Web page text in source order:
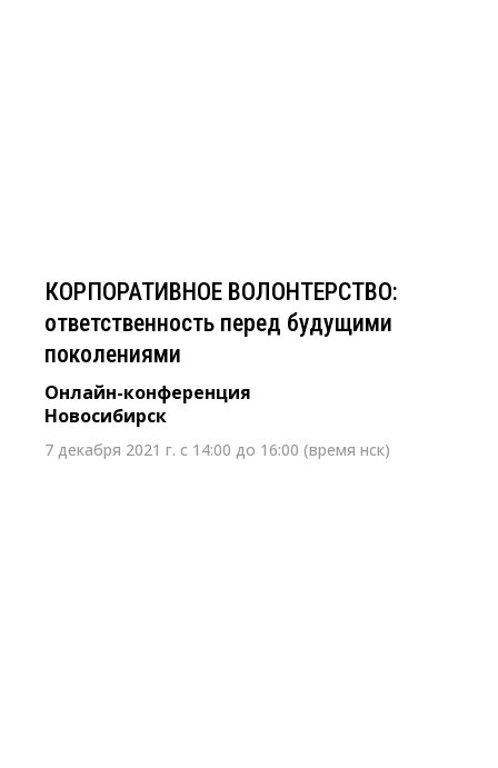
КОРПОРАТИВНОЕ ВОЛОНТЕРСТВО:
ответственность перед будущими
поколениями
Онлайн-конференция
Новосибирск
7 декабря 2021 г. с 14:00 до 16:00 (время нск)